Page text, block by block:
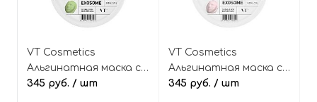
VT Cosmetics
Альгинатная маска с
центеллой и
345 руб. / шт
VT Cosmetics
Альгинатная маска с
коллагеном и
345 руб. / шт